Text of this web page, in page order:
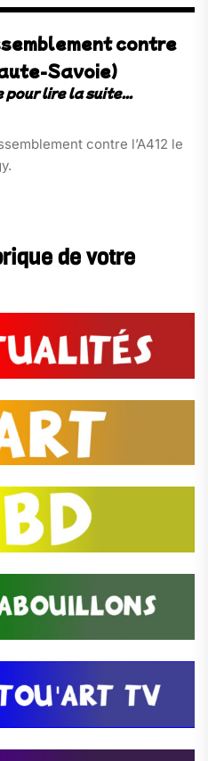
contre
Savoie)
contre l’A412 le
de votre